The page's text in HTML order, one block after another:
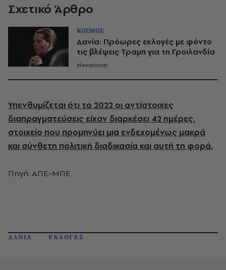
Σχετικό Άρθρο
ΚΟΣΜΟΣ
Δανία: Πρόωρες εκλογές με φόντο
τις βλέψεις Τραμπ για τη Γροιλανδία
Newsroom
Υπενθυμίζεται ότι το 2022 οι αντίστοιχες
διαπραγματεύσεις είχαν διαρκέσει 42 ημέρες,
στοιχείο που προμηνύει μια ενδεχομένως μακρά
και σύνθετη πολιτική διαδικασία και αυτή τη φορά.
Πηγή: ΑΠΕ-ΜΠΕ
ΔΑΝΙΑ ΕΚΛΟΓΕΣ